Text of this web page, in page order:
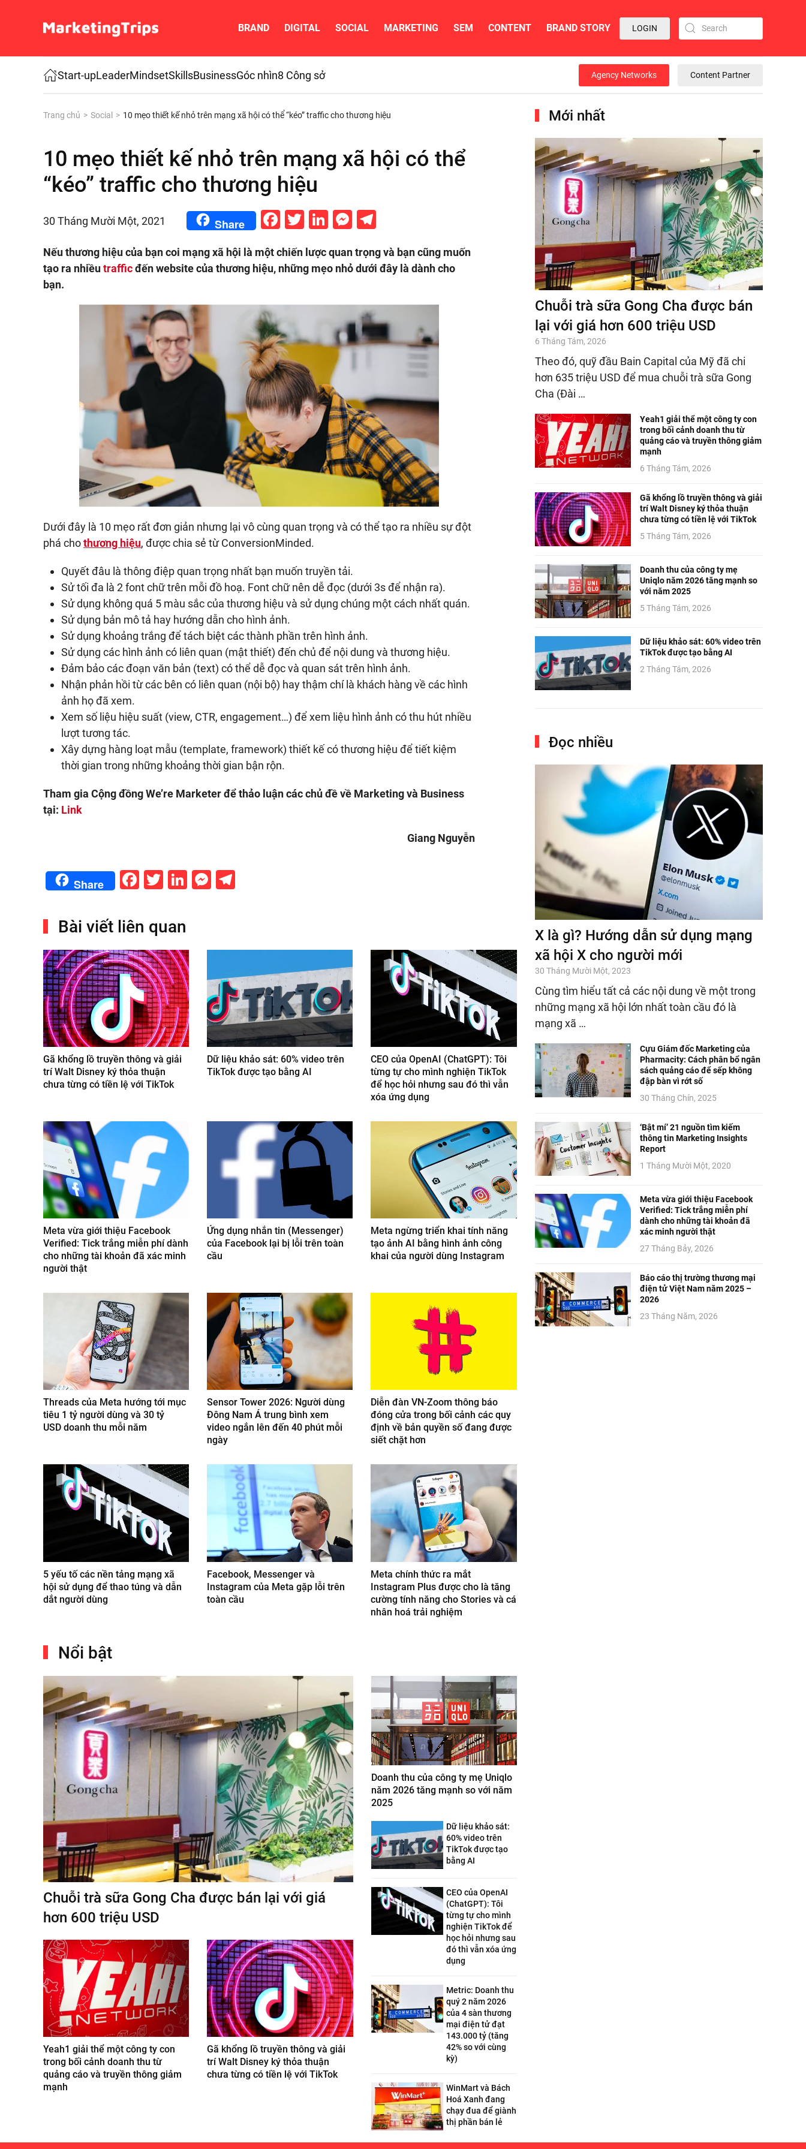
Skip to main content
BRAND DIGITAL SOCIAL MARKETING SEM CONTENT BRAND STORY LOGIN
Start-upLeaderMindsetSkillsBusinessGóc nhìn8 Công sở Agency Networks Content Partner
Trang chủ Social 10 mẹo thiết kế nhỏ trên mạng xã hội có thể “kéo” traffic cho thương hiệu
10 mẹo thiết kế nhỏ trên mạng xã hội có thể
“kéo” traffic cho thương hiệu
30 Tháng Mười Một, 2021 Share Facebook
Twitter
LinkedIn
Messenger
Telegram
Nếu thương hiệu của bạn coi mạng xã hội là một chiến lược quan trọng và bạn cũng muốn
tạo ra nhiềutrafficđến website của thương hiệu, những mẹo nhỏ dưới đây là dành cho
bạn.
Dưới đây là 10 mẹo rất đơn giản nhưng lại vô cùng quan trọng và có thể tạo ra nhiều sự đột
phá chothương hiệu, được chia sẻ từ ConversionMinded.
Quyết đâu là thông điệp quan trọng nhất bạn muốn truyền tải.
Sử tối đa là 2 font chữ trên mỗi đồ hoạ. Font chữ nên dễ đọc (dưới 3s để nhận ra).
Sử dụng không quá 5 màu sắc của thương hiệu và sử dụng chúng một cách nhất quán.
Sử dụng bản mô tả hay hướng dẫn cho hình ảnh.
Sử dụng khoảng trắng để tách biệt các thành phần trên hình ảnh.
Sử dụng các hình ảnh có liên quan (mật thiết) đến chủ để nội dung và thương hiệu.
Đảm bảo các đoạn văn bản (text) có thể dễ đọc và quan sát trên hình ảnh.
Nhận phản hồi từ các bên có liên quan (nội bộ) hay thậm chí là khách hàng về các hình
ảnh họ đã xem.
Xem số liệu hiệu suất (view, CTR, engagement…) để xem liệu hình ảnh có thu hút nhiều
lượt tương tác.
Xây dựng hàng loạt mẫu (template, framework) thiết kế có thương hiệu để tiết kiệm
thời gian trong những khoảng thời gian bận rộn.
Tham gia Cộng đồng We’re Marketer để thảo luận các chủ đề về Marketing và Business
tại: Link
Giang Nguyễn
Share Facebook
Twitter
LinkedIn
Messenger
Bài viết liên quan
Gã khổng lồ truyền thông và giải
trí Walt Disney ký thỏa thuận
chưa từng có tiền lệ với TikTok
Dữ liệu khảo sát: 60% video trên
TikTok được tạo bằng AI
CEO của OpenAI (ChatGPT): Tôi
từng tự cho mình nghiện TikTok
để học hỏi nhưng sau đó thì vẫn
xóa ứng dụng
Meta vừa giới thiệu Facebook
Verified: Tick trắng miễn phí dành
cho những tài khoản đã xác minh
người thật
Ứng dụng nhắn tin (Messenger)
của Facebook lại bị lỗi trên toàn
cầu
Meta ngừng triển khai tính năng
tạo ảnh AI bằng hình ảnh công
khai của người dùng Instagram
Threads của Meta hướng tới mục
tiêu 1 tỷ người dùng và 30 tỷ
USD doanh thu mỗi năm
Sensor Tower 2026: Người dùng
Đông Nam Á trung bình xem
video ngắn lên đến 40 phút mỗi
ngày
Diễn đàn VN-Zoom thông báo
đóng cửa trong bối cảnh các quy
định về bản quyền số đang được
siết chặt hơn
5 yếu tố các nền tảng mạng xã
hội sử dụng để thao túng và dẫn
dắt người dùng
Facebook, Messenger và
Instagram của Meta gặp lỗi trên
toàn cầu
Meta chính thức ra mắt
Instagram Plus được cho là tăng
cường tính năng cho Stories và cá
nhân hoá trải nghiệm
Nổi bật
Chuỗi trà sữa Gong Cha được bán lại với giá
hơn 600 triệu USD
Yeah1 giải thể một công ty con
trong bối cảnh doanh thu từ
quảng cáo và truyền thông giảm
mạnh
Gã khổng lồ truyền thông và giải
trí Walt Disney ký thỏa thuận
chưa từng có tiền lệ với TikTok
Doanh thu của công ty mẹ Uniqlo
năm 2026 tăng mạnh so với năm
2025
Dữ liệu khảo sát:
60% video trên
TikTok được tạo
bằng AI
CEO của OpenAI
(ChatGPT): Tôi
từng tự cho mình
nghiện TikTok để
học hỏi nhưng sau
đó thì vẫn xóa ứng
dụng
Metric: Doanh thu
quý 2 năm 2026
của 4 sàn thương
mại điện tử đạt
143.000 tỷ (tăng
42% so với cùng
kỳ)
WinMart và Bách
Hoá Xanh đang
chạy đua để giành
thị phần bán lẻ
Mới nhất
Chuỗi trà sữa Gong Cha được bán
lại với giá hơn 600 triệu USD
6 Tháng Tám, 2026
Theo đó, quỹ đầu Bain Capital của Mỹ đã chi
hơn 635 triệu USD để mua chuỗi trà sữa Gong
Cha (Đài …
Yeah1 giải thể một công ty con
trong bối cảnh doanh thu từ
quảng cáo và truyền thông giảm
mạnh
6 Tháng Tám, 2026
Gã khổng lồ truyền thông và giải
trí Walt Disney ký thỏa thuận
chưa từng có tiền lệ với TikTok
5 Tháng Tám, 2026
Doanh thu của công ty mẹ
Uniqlo năm 2026 tăng mạnh so
với năm 2025
5 Tháng Tám, 2026
Dữ liệu khảo sát: 60% video trên
TikTok được tạo bằng AI
2 Tháng Tám, 2026
Đọc nhiều
X là gì? Hướng dẫn sử dụng mạng
xã hội X cho người mới
30 Tháng Mười Một, 2023
Cùng tìm hiểu tất cả các nội dung về một trong
những mạng xã hội lớn nhất toàn cầu đó là
mạng xã …
Cựu Giám đốc Marketing của
Pharmacity: Cách phân bổ ngân
sách quảng cáo để sếp không
đập bàn vì rớt số
30 Tháng Chín, 2025
‘Bật mí’ 21 nguồn tìm kiếm
thông tin Marketing Insights
Report
1 Tháng Mười Một, 2020
Meta vừa giới thiệu Facebook
Verified: Tick trắng miễn phí
dành cho những tài khoản đã
xác minh người thật
27 Tháng Bảy, 2026
Báo cáo thị trường thương mại
điện tử Việt Nam năm 2025 –
2026
23 Tháng Năm, 2026